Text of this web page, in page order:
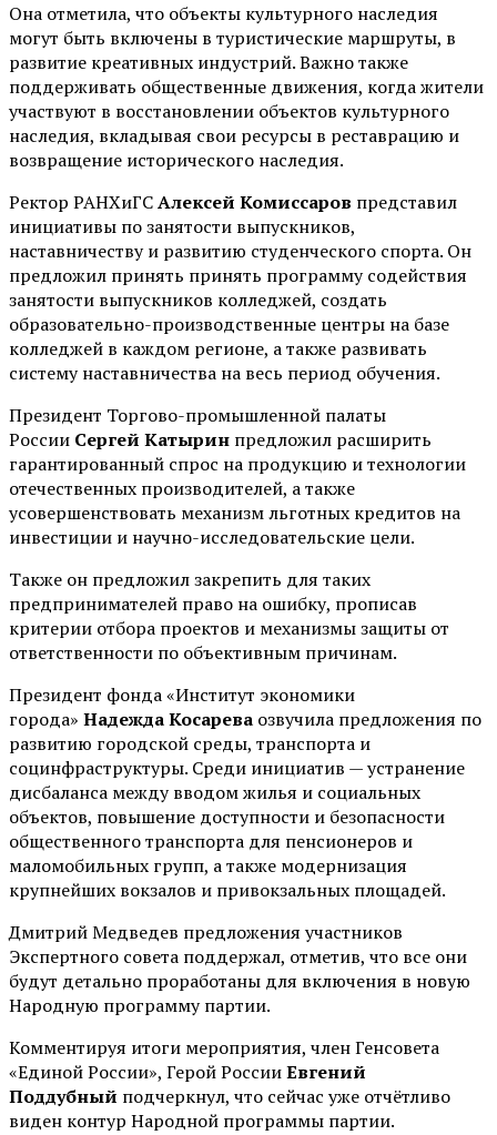
Она отметила, что объекты культурного наследия
могут быть включены в туристические маршруты, в
развитие креативных индустрий. Важно также
поддерживать общественные движения, когда жители
участвуют в восстановлении объектов культурного
наследия, вкладывая свои ресурсы в реставрацию и
возвращение исторического наследия.
Ректор РАНХиГСАлексей Комиссаров представил
инициативы по занятости выпускников,
наставничеству и развитию студенческого спорта. Он
предложил принять принять программу содействия
занятости выпускников колледжей, создать
образовательно-производственные центры на базе
колледжей в каждом регионе, а также развивать
систему наставничества на весь период обучения.
Президент Торгово-промышленной палаты
России Сергей Катырин предложил расширить
гарантированный спрос на продукцию и технологии
отечественных производителей, а также
усовершенствовать механизм льготных кредитов на
инвестиции и научно-исследовательские цели.
Также он предложил закрепить для таких
предпринимателей право на ошибку, прописав
критерии отбора проектов и механизмы защиты от
ответственности по объективным причинам.
Президент фонда «Институт экономики
города» Надежда Косарева озвучила предложения по
развитию городской среды, транспорта и
социнфраструктуры. Среди инициатив — устранение
дисбаланса между вводом жилья и социальных
объектов, повышение доступности и безопасности
общественного транспорта для пенсионеров и
маломобильных групп, а также модернизация
крупнейших вокзалов и привокзальных площадей.
Дмитрий Медведев предложения участников
Экспертного совета поддержал, отметив, что все они
будут детально проработаны для включения в новую
Народную программу партии.
Комментируя итоги мероприятия, член Генсовета
«Единой России», Герой РоссииЕвгений
Поддубный подчеркнул, что сейчас уже отчётливо
виден контур Народной программы партии.